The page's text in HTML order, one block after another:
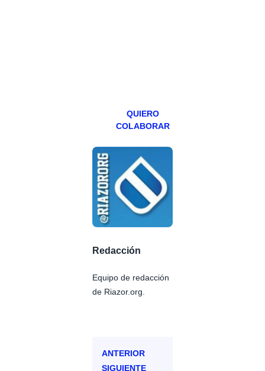
QUIERO
COLABORAR
Redacción
Equipo de redacción
de Riazor.org.
ANTERIOR
SIGUIENTE